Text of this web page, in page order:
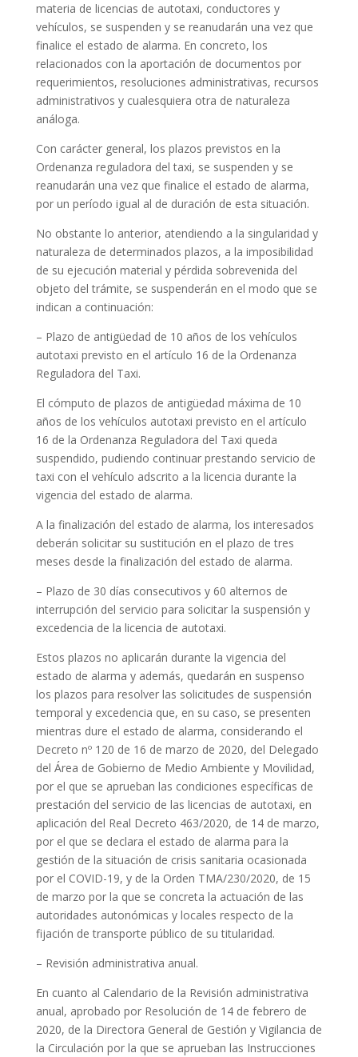
materia de licencias de autotaxi, conductores y
vehículos, se suspenden y se reanudarán una vez que
finalice el estado de alarma. En concreto, los
relacionados con la aportación de documentos por
requerimientos, resoluciones administrativas, recursos
administrativos y cualesquiera otra de naturaleza
análoga.
Con carácter general, los plazos previstos en la
Ordenanza reguladora del taxi, se suspenden y se
reanudarán una vez que finalice el estado de alarma,
por un período igual al de duración de esta situación.
No obstante lo anterior, atendiendo a la singularidad y
naturaleza de determinados plazos, a la imposibilidad
de su ejecución material y pérdida sobrevenida del
objeto del trámite, se suspenderán en el modo que se
indican a continuación:
– Plazo de antigüedad de 10 años de los vehículos
autotaxi previsto en el artículo 16 de la Ordenanza
Reguladora del Taxi.
El cómputo de plazos de antigüedad máxima de 10
años de los vehículos autotaxi previsto en el artículo
16 de la Ordenanza Reguladora del Taxi queda
suspendido, pudiendo continuar prestando servicio de
taxi con el vehículo adscrito a la licencia durante la
vigencia del estado de alarma.
A la finalización del estado de alarma, los interesados
deberán solicitar su sustitución en el plazo de tres
meses desde la finalización del estado de alarma.
– Plazo de 30 días consecutivos y 60 alternos de
interrupción del servicio para solicitar la suspensión y
excedencia de la licencia de autotaxi.
Estos plazos no aplicarán durante la vigencia del
estado de alarma y además, quedarán en suspenso
los plazos para resolver las solicitudes de suspensión
temporal y excedencia que, en su caso, se presenten
mientras dure el estado de alarma, considerando el
Decreto nº 120 de 16 de marzo de 2020, del Delegado
del Área de Gobierno de Medio Ambiente y Movilidad,
por el que se aprueban las condiciones específicas de
prestación del servicio de las licencias de autotaxi, en
aplicación del Real Decreto 463/2020, de 14 de marzo,
por el que se declara el estado de alarma para la
gestión de la situación de crisis sanitaria ocasionada
por el COVID-19, y de la Orden TMA/230/2020, de 15
de marzo por la que se concreta la actuación de las
autoridades autonómicas y locales respecto de la
fijación de transporte público de su titularidad.
– Revisión administrativa anual.
En cuanto al Calendario de la Revisión administrativa
anual, aprobado por Resolución de 14 de febrero de
2020, de la Directora General de Gestión y Vigilancia de
la Circulación por la que se aprueban las Instrucciones